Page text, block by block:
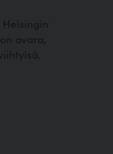
Helsingin
avara,